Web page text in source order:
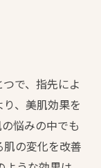
で、指先によ
、美肌効果を
悩みの中でも
の変化を改善